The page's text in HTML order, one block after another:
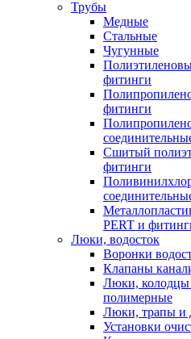
Трубы
Медные
Стальные
Чугунные
фитинги
фитинги
Сшитый
фитинги
PERT и
Люки, водосток
Воронки
Клапаны
Люки,
полимерные
Люки, трапы и
Установки